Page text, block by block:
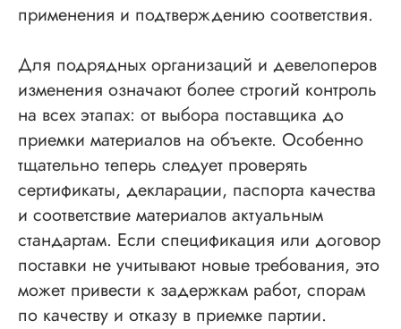
применения и подтверждению соответствия.
Для подрядных организаций и девелоперов
изменения означают более строгий контроль
на всех этапах: от выбора поставщика до
приемки материалов на объекте. Особенно
тщательно теперь следует проверять
сертификаты, декларации, паспорта качества
и соответствие материалов актуальным
стандартам. Если спецификация или договор
поставки не учитывают новые требования, это
может привести к задержкам работ, спорам
по качеству и отказу в приемке партии.